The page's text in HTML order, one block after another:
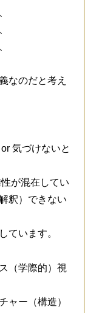
なのだと考え
気づけないと
が混在してい
釈）できない
ています。
（学際的）視
ャー（構造）